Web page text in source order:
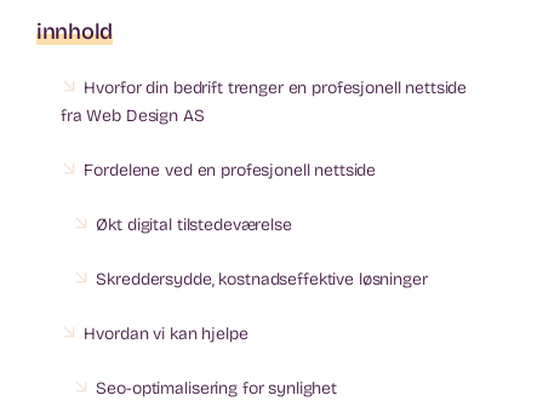
innhold
Hvorfor din bedrift trenger en profesjonell nettside
fra Web Design AS
Fordelene ved en profesjonell nettside
Økt digital tilstedeværelse
Skreddersydde, kostnadseffektive løsninger
Hvordan vi kan hjelpe
Seo-optimalisering for synlighet